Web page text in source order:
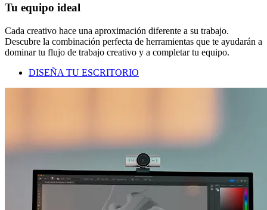
Tu equipo ideal
Cada creativo hace una aproximación diferente a su trabajo.
Descubre la combinación perfecta de herramientas que te ayudarán a
dominar tu flujo de trabajo creativo y a completar tu equipo.
DISEÑA TU ESCRITORIO